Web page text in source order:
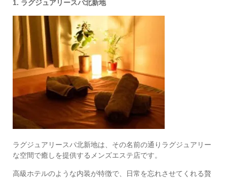
1. ラグジュアリースパ北新地
ラグジュアリースパ北新地は、その名前の通りラグジュアリー
な空間で癒しを提供するメンズエステ店です。
高級ホテルのような内装が特徴で、日常を忘れさせてくれる贅